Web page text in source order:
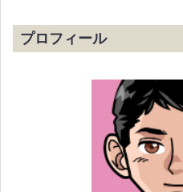
プロフィール